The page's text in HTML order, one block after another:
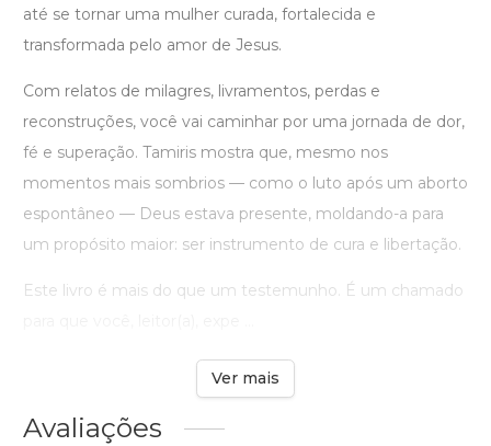
até se tornar uma mulher curada, fortalecida e
transformada pelo amor de Jesus.
Com relatos de milagres, livramentos, perdas e
reconstruções, você vai caminhar por uma jornada de dor,
fé e superação. Tamiris mostra que, mesmo nos
momentos mais sombrios — como o luto após um aborto
espontâneo — Deus estava presente, moldando-a para
um propósito maior: ser instrumento de cura e libertação.
Este livro é mais do que um testemunho. É um chamado
Ver mais
Avaliações